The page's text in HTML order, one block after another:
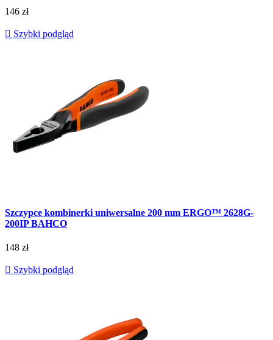
146 zł
 Szybki podgląd
Szczypce kombinerki uniwersalne 200 mm ERGO™ 2628G-
200IP BAHCO
148 zł
 Szybki podgląd